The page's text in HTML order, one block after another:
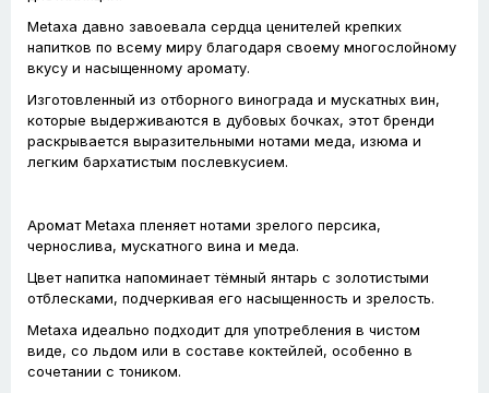
Metaxa давно завоевала сердца ценителей крепких
напитков по всему миру благодаря своему многослойному
вкусу и насыщенному аромату.
Изготовленный из отборного винограда и мускатных вин,
которые выдерживаются в дубовых бочках, этот бренди
раскрывается выразительными нотами меда, изюма и
легким бархатистым послевкусием.
Аромат Metaxa пленяет нотами зрелого персика,
чернослива, мускатного вина и меда.
Цвет напитка напоминает тёмный янтарь с золотистыми
отблесками, подчеркивая его насыщенность и зрелость.
Metaxa идеально подходит для употребления в чистом
виде, со льдом или в составе коктейлей, особенно в
сочетании с тоником.